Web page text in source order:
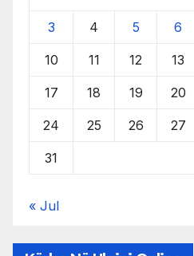
3 4 5 6
10 11 12 13
17 18 19 20
24 25 26 27
31
« Jul